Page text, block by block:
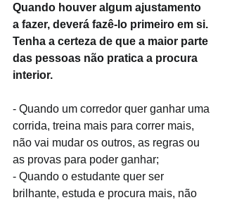
Quando houver algum ajustamento
a fazer, deverá fazê-lo primeiro em si.
Tenha a certeza de que a maior parte
das pessoas não pratica a procura
interior.
- Quando um corredor quer ganhar uma
corrida, treina mais para correr mais,
não vai mudar os outros, as regras ou
as provas para poder ganhar;
- Quando o estudante quer ser
brilhante, estuda e procura mais, não